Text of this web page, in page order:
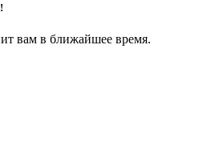
вам в ближайшее время.